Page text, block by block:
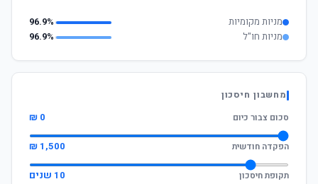
מניות מקומיות
96.9%
מניות חו"ל
96.9%
מחשבון חיסכון
סכום צבור כיום
0 ₪
הפקדה חודשית 1,500 ₪
תקופת חיסכון 10 שנים